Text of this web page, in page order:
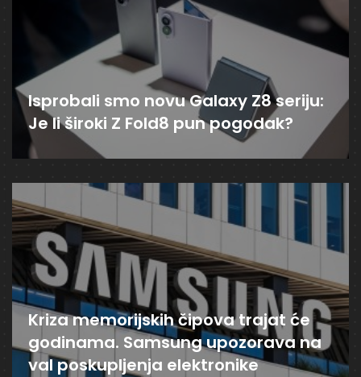
Isprobali smo novu Galaxy Z8 seriju:
Je li široki Z Fold8 pun pogodak?
Kriza memorijskih čipova trajat će
godinama. Samsung upozorava na
val poskupljenja elektronike